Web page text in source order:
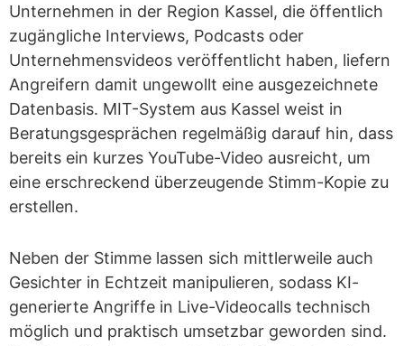
Unternehmen in der Region Kassel, die öffentlich
zugängliche Interviews, Podcasts oder
Unternehmensvideos veröffentlicht haben, liefern
Angreifern damit ungewollt eine ausgezeichnete
Datenbasis. MIT-System aus Kassel weist in
Beratungsgesprächen regelmäßig darauf hin, dass
bereits ein kurzes YouTube-Video ausreicht, um
eine erschreckend überzeugende Stimm-Kopie zu
erstellen.
Neben der Stimme lassen sich mittlerweile auch
Gesichter in Echtzeit manipulieren, sodass KI-
generierte Angriffe in Live-Videocalls technisch
möglich und praktisch umsetzbar geworden sind.